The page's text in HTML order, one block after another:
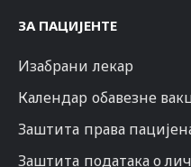
ЗА ПАЦИЈЕНТЕ
Изабрани лекар
Календар обавезне
Заштита права
Заштита података о